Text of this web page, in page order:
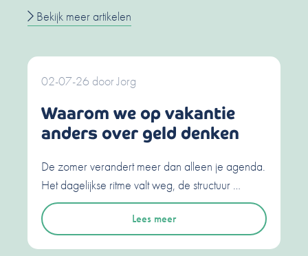
Bekijk meer artikelen
02-07-26 doorJorg
Waarom we op vakantie
anders over geld denken
De zomer verandert meer dan alleen je agenda.
Het dagelijkse ritme valt weg, de structuur …
Lees meer